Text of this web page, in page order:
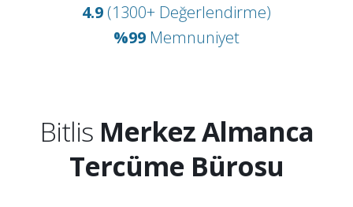
4.9 (1300+ Değerlendirme)
%99 Memnuniyet
Bitlis Merkez Almanca
Tercüme Bürosu